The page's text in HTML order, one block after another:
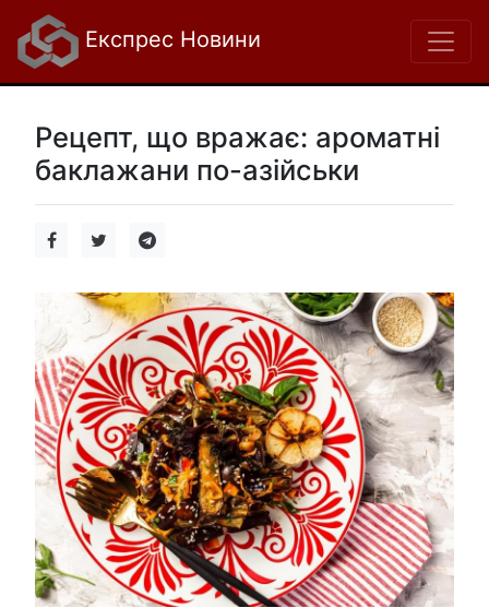
Експрес Новини
Рецепт, що вражає: ароматні
баклажани по-азійськи